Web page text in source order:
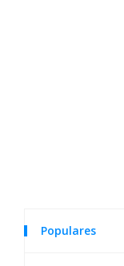
Populares